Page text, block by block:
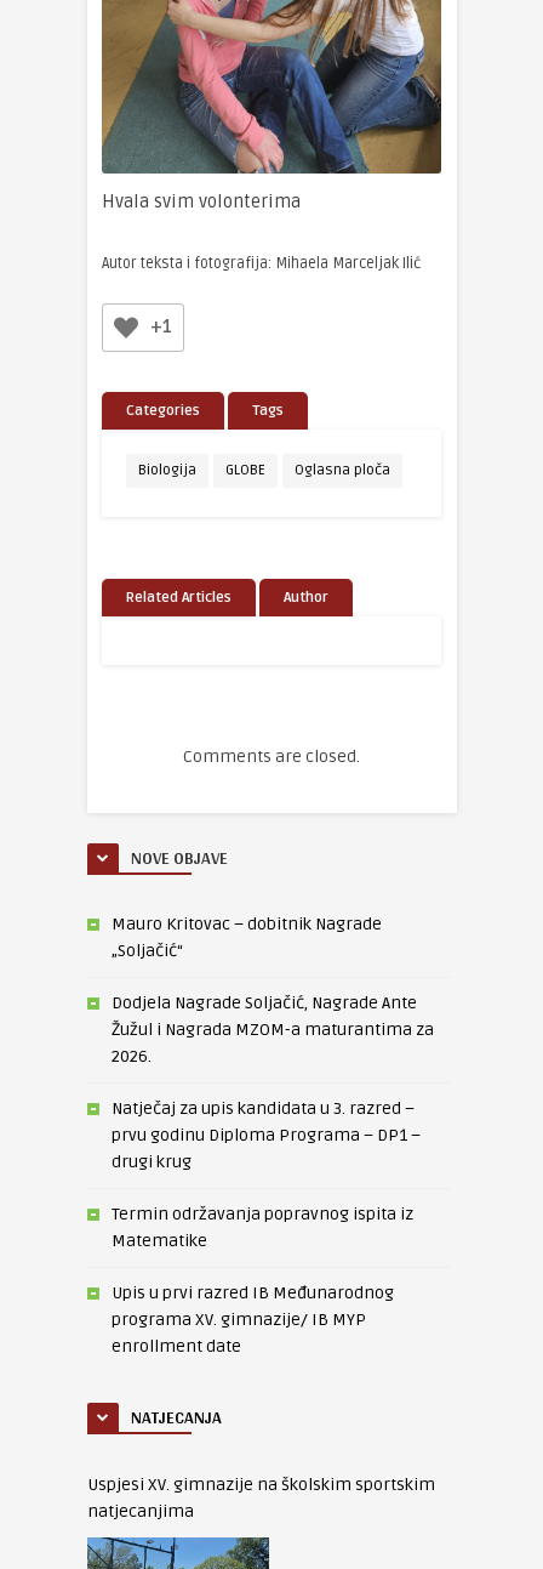
Hvala svim volonterima
Autor teksta i fotografija: Mihaela Marceljak Ilić
+1
Categories Tags
Biologija GLOBE Oglasna ploča
Related Articles Author
Comments are closed.
NOVE OBJAVE
Mauro Kritovac – dobitnik Nagrade
„Soljačić“
Dodjela Nagrade Soljačić, Nagrade Ante
Žužul i Nagrada MZOM-a maturantima za
2026.
Natječaj za upis kandidata u 3. razred –
prvu godinu Diploma Programa – DP1 –
drugi krug
Termin održavanja popravnog ispita iz
Matematike
Upis u prvi razred IB Međunarodnog
programa XV. gimnazije/ IB MYP
enrollment date
NATJECANJA
Uspjesi XV. gimnazije na školskim sportskim
natjecanjima